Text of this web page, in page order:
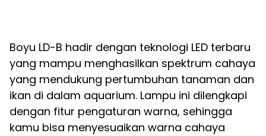
Boyu LD-B hadir dengan teknologi LED terbaru
yang mampu menghasilkan spektrum cahaya
yang mendukung pertumbuhan tanaman dan
ikan di dalam aquarium. Lampu ini dilengkapi
dengan fitur pengaturan warna, sehingga
kamu bisa menyesuaikan warna cahaya